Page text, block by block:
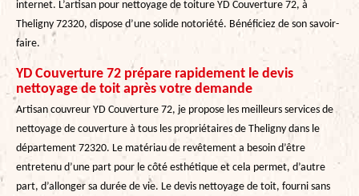
internet. L’artisan pour nettoyage de toiture YD Couverture 72, à
Theligny 72320, dispose d’une solide notoriété. Bénéficiez de son savoir-
faire.
YD Couverture 72 prépare rapidement le devis
nettoyage de toit après votre demande
Artisan couvreur YD Couverture 72, je propose les meilleurs services de
nettoyage de couverture à tous les propriétaires de Theligny dans le
département 72320. Le matériau de revêtement a besoin d’être
entretenu d’une part pour le côté esthétique et cela permet, d’autre
part, d’allonger sa durée de vie. Le devis nettoyage de toit, fourni sans